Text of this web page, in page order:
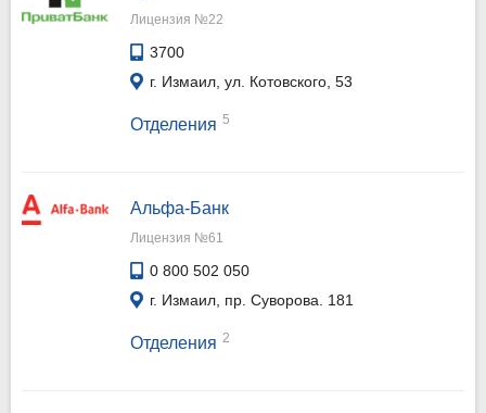
Лицензия №22
3700
г. Измаил, ул. Котовского, 53
Отделения 5
Альфа-Банк
Лицензия №61
0 800 502 050
г. Измаил, пр. Суворова. 181
Отделения 2